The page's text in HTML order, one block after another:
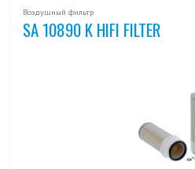
Воздушный фильтр
SA 10890 K HIFI FILTER